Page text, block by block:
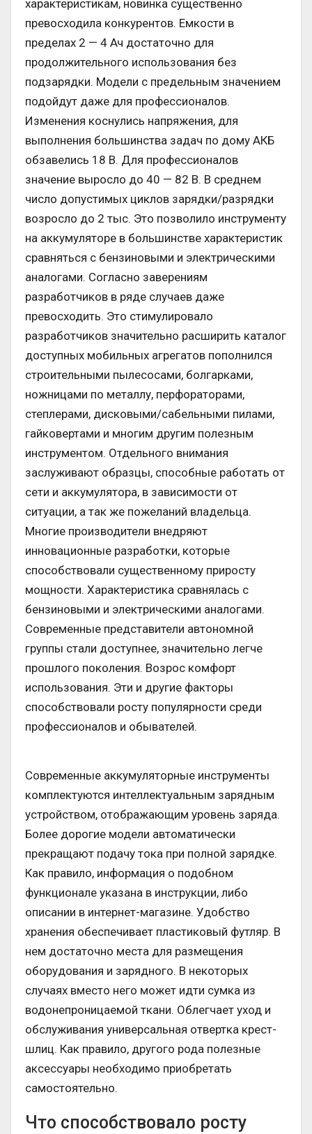
характеристикам, новинка существенно
превосходила конкурентов. Емкости в
пределах 2 — 4 Ач достаточно для
продолжительного использования без
подзарядки. Модели с предельным значением
подойдут даже для профессионалов.
Изменения коснулись напряжения, для
выполнения большинства задач по дому АКБ
обзавелись 18 В. Для профессионалов
значение выросло до 40 — 82 В. В среднем
число допустимых циклов зарядки/разрядки
возросло до 2 тыс. Это позволило инструменту
на аккумуляторе в большинстве характеристик
сравняться с бензиновыми и электрическими
аналогами. Согласно заверениям
разработчиков в ряде случаев даже
превосходить. Это стимулировало
разработчиков значительно расширить каталог
доступных мобильных агрегатов пополнился
строительными пылесосами, болгарками,
ножницами по металлу, перфораторами,
степлерами, дисковыми/сабельными пилами,
гайковертами и многим другим полезным
инструментом. Отдельного внимания
заслуживают образцы, способные работать от
сети и аккумулятора, в зависимости от
ситуации, а так же пожеланий владельца.
Многие производители внедряют
инновационные разработки, которые
способствовали существенному приросту
мощности. Характеристика сравнялась с
бензиновыми и электрическими аналогами.
Современные представители автономной
группы стали доступнее, значительно легче
прошлого поколения. Возрос комфорт
использования. Эти и другие факторы
способствовали росту популярности среди
профессионалов и обывателей.
Современные аккумуляторные инструменты
комплектуются интеллектуальным зарядным
устройством, отображающим уровень заряда.
Более дорогие модели автоматически
прекращают подачу тока при полной зарядке.
Как правило, информация о подобном
функционале указана в инструкции, либо
описании в интернет-магазине. Удобство
хранения обеспечивает пластиковый футляр. В
нем достаточно места для размещения
оборудования и зарядного. В некоторых
случаях вместо него может идти сумка из
водонепроницаемой ткани. Облегчает уход и
обслуживания универсальная отвертка крест-
шлиц. Как правило, другого рода полезные
аксессуары необходимо приобретать
самостоятельно.
Что способствовало росту